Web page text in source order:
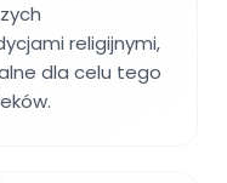
religijnymi,
dla celu tego